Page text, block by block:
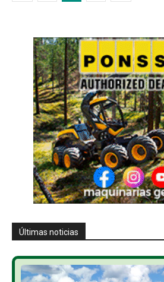
Últimas noticias